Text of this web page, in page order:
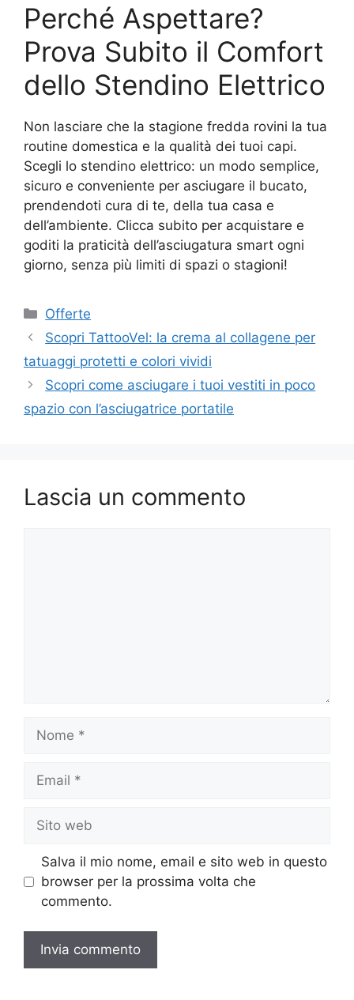
Perché Aspettare?
Prova Subito il Comfort
dello Stendino Elettrico
Non lasciare che la stagione fredda rovini la tua
routine domestica e la qualità dei tuoi capi.
Scegli lo stendino elettrico: un modo semplice,
sicuro e conveniente per asciugare il bucato,
prendendoti cura di te, della tua casa e
dell’ambiente. Clicca subito per acquistare e
goditi la praticità dell’asciugatura smart ogni
giorno, senza più limiti di spazi o stagioni!
Categorie
Offerte
Scopri TattooVel: la crema al collagene per
tatuaggi protetti e colori vividi
Scopri come asciugare i tuoi vestiti in poco
spazio con l’asciugatrice portatile
Lascia un commento
web
Salva il mio nome, email e sito web in questo
browser per la prossima volta che
commento.